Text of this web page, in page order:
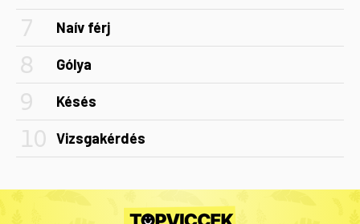
Naív férj
Gólya
Késés
Vizsgakérdés